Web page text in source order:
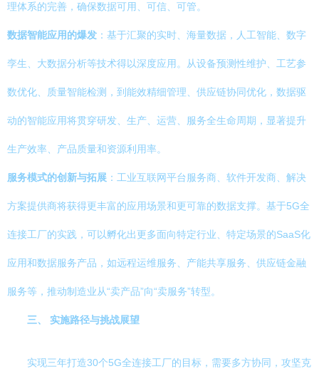
理体系的完善，确保数据可用、可信、可管。
数据智能应用的爆发 ：基于汇聚的实时、海量数据，人工智能、数字
孪生、大数据分析等技术得以深度应用。从设备预测性维护、工艺参
数优化、质量智能检测，到能效精细管理、供应链协同优化，数据驱
动的智能应用将贯穿研发、生产、运营、服务全生命周期，显著提升
生产效率、产品质量和资源利用率。
服务模式的创新与拓展 ：工业互联网平台服务商、软件开发商、解决
方案提供商将获得更丰富的应用场景和更可靠的数据支撑。基于5G全
连接工厂的实践，可以孵化出更多面向特定行业、特定场景的SaaS化
应用和数据服务产品，如远程运维服务、产能共享服务、供应链金融
服务等，推动制造业从“卖产品”向“卖服务”转型。
三、 实施路径与挑战展望
实现三年打造30个5G全连接工厂的目标，需要多方协同，攻坚克